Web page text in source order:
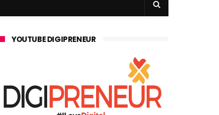
YOUTUBE DIGIPRENEUR